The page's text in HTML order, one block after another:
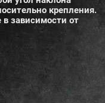
крепления.
зависимости от